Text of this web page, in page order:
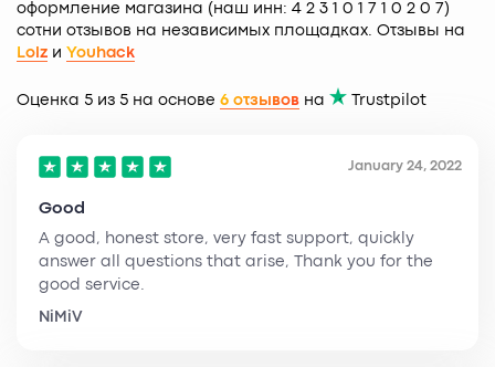
оформление магазина (наш инн: 4 2 3 1 0 1 7 1 0 2 0 7)
сотни отзывов на независимых площадках. Отзывы на
Lolz и Youhack
Оценка 5 из 5 на основе 6 отзывов на Trustpilot
January 24, 2022
Good
A good, honest store, very fast support, quickly
answer all questions that arise, Thank you for the
good service.
NiMiV